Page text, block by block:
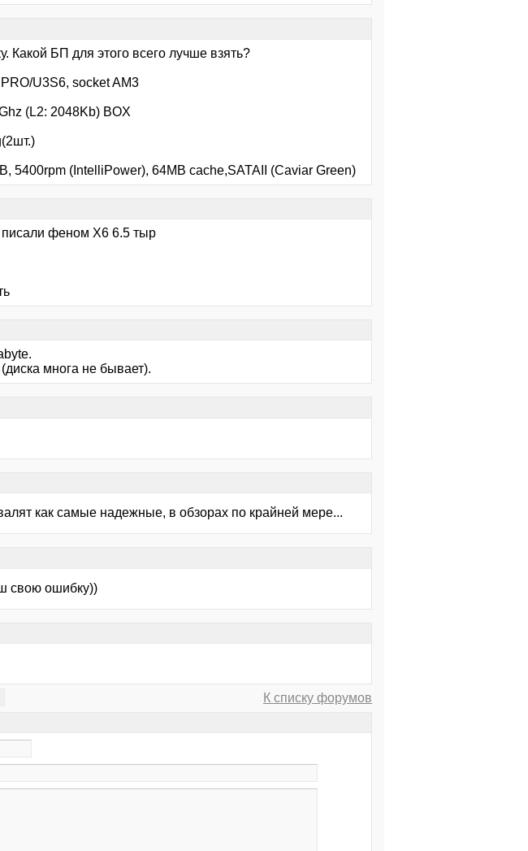
Какой БП для этого всего лучше взять?
U3S6, socket AM3
(L2: 2048Kb) BOX
5400rpm (IntelliPower), 64MB cache,SATAII (Caviar Green)
писали феном Х6 6.5 тыр
многа не бывает).
как самые надежные, в обзорах по крайней мере...
свою ошибку))
К списку форумов